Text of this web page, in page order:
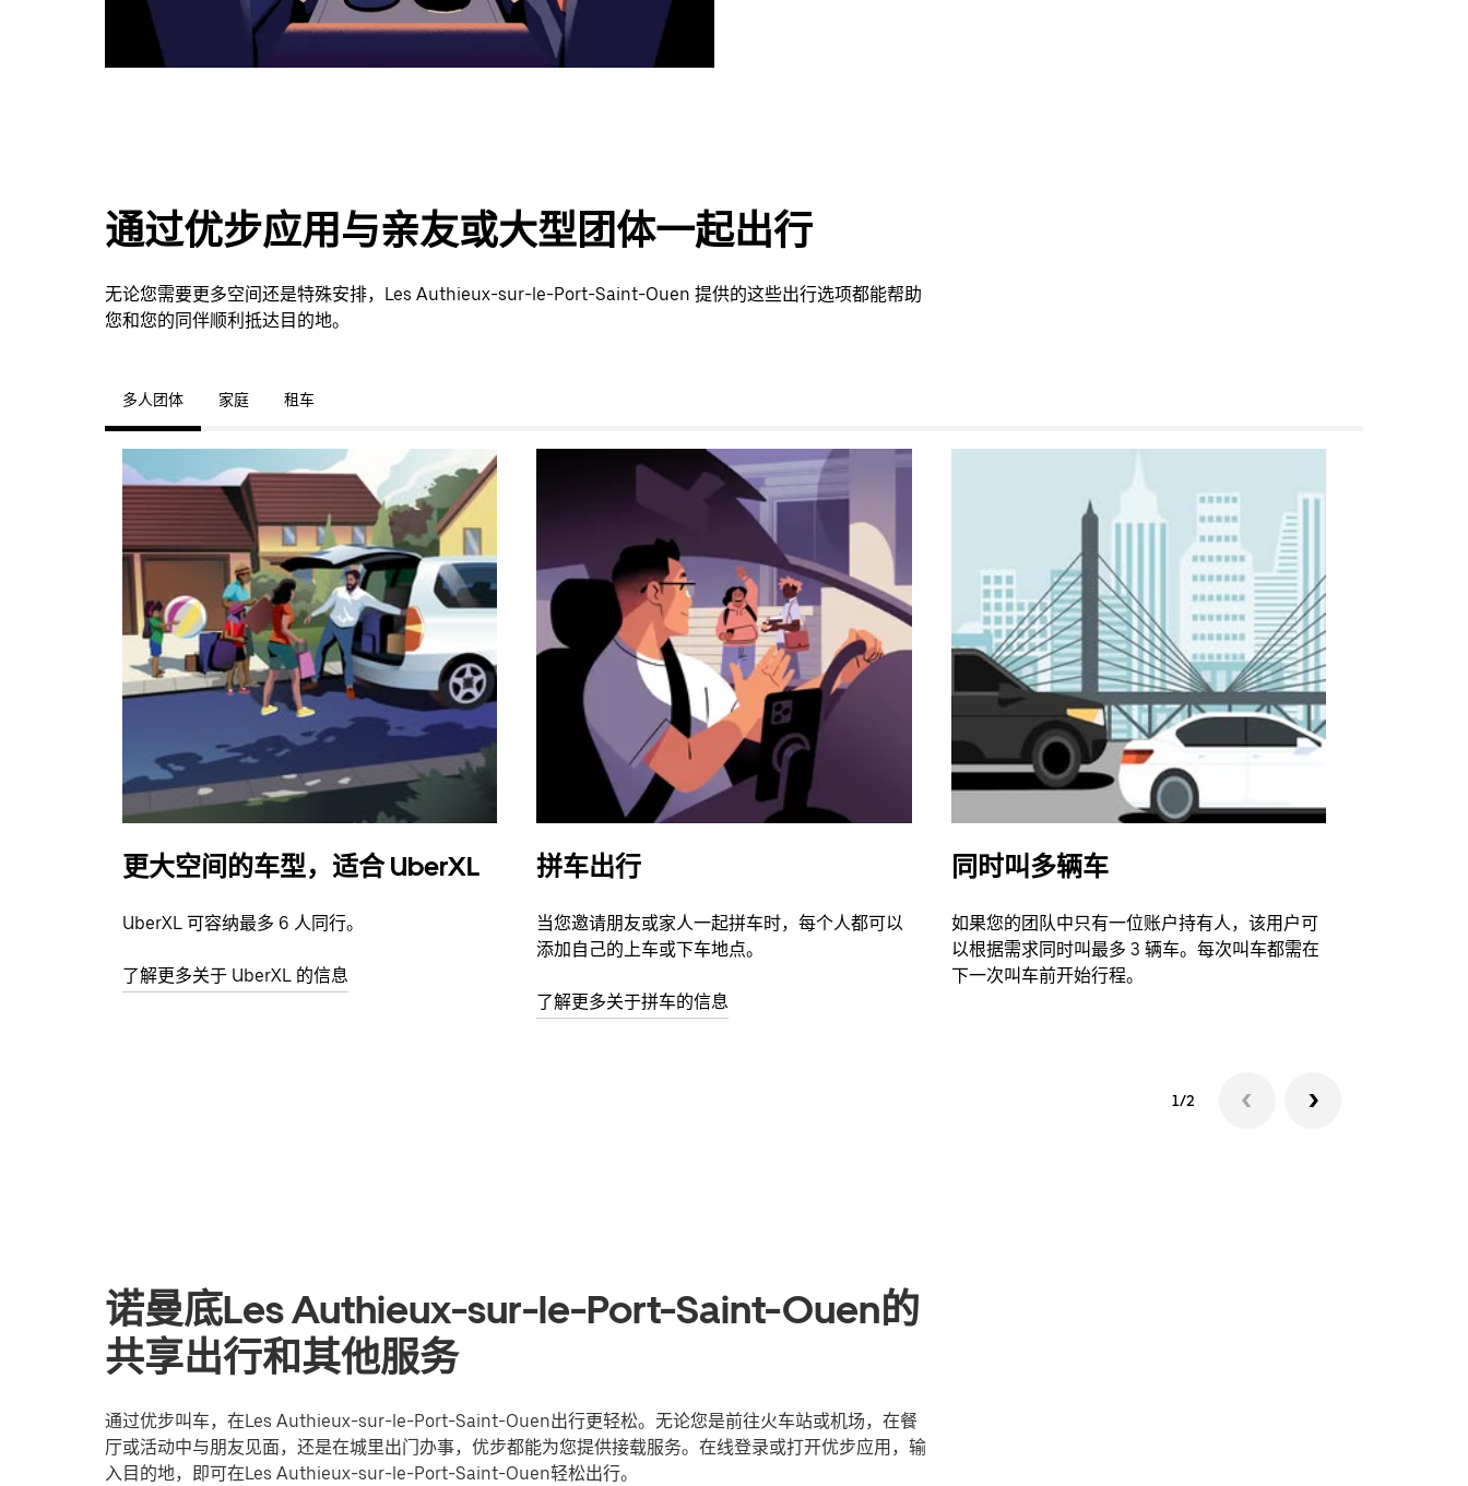
通过优步应用与亲友或大型团体一起出行
无论您需要更多空间还是特殊安排，Les Authieux-sur-le-Port-Saint-Ouen 提供的这些出行选项都能帮助
您和您的同伴顺利抵达目的地。
多人团体 家庭 租车
更大空间的车型，适合 UberXL
UberXL 可容纳最多 6 人同行。
了解更多关于 UberXL 的信息
拼车出行
当您邀请朋友或家人一起拼车时，每个人都可以
添加自己的上车或下车地点。
了解更多关于拼车的信息
同时叫多辆车
如果您的团队中只有一位账户持有人，该用户可
以根据需求同时叫最多 3 辆车。每次叫车都需在
下一次叫车前开始行程。
1/2
诺曼底Les Authieux-sur-le-Port-Saint-Ouen的
共享出行和其他服务
通过优步叫车，在Les Authieux-sur-le-Port-Saint-Ouen出行更轻松。无论您是前往火车站或机场，在餐
厅或活动中与朋友见面，还是在城里出门办事，优步都能为您提供接载服务。在线登录或打开优步应用，输
入目的地，即可在Les Authieux-sur-le-Port-Saint-Ouen轻松出行。